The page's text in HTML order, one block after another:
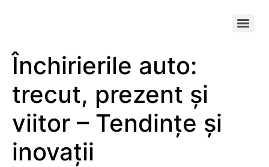
Închirierile auto:
trecut, prezent și
viitor – Tendințe și
inovații